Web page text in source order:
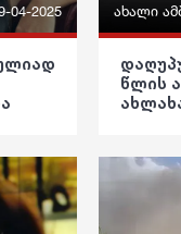
04-2025 ახალი
ფრაზები
ვიდეო
წლის